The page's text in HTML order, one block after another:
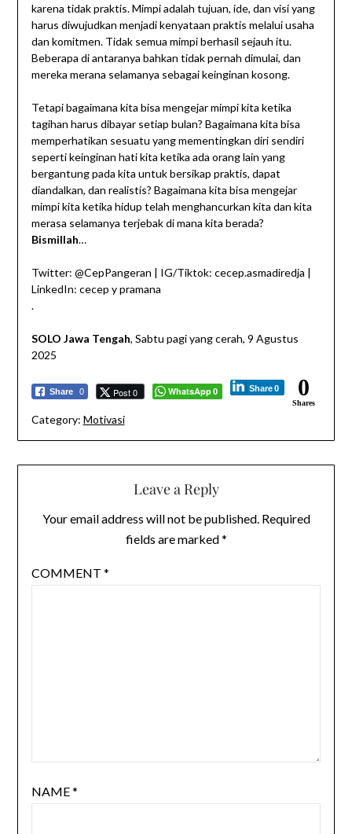
karena tidak praktis. Mimpi adalah tujuan, ide, dan visi yang
harus diwujudkan menjadi kenyataan praktis melalui usaha
dan komitmen. Tidak semua mimpi berhasil sejauh itu.
Beberapa di antaranya bahkan tidak pernah dimulai, dan
mereka merana selamanya sebagai keinginan kosong.
Tetapi bagaimana kita bisa mengejar mimpi kita ketika
tagihan harus dibayar setiap bulan? Bagaimana kita bisa
memperhatikan sesuatu yang mementingkan diri sendiri
seperti keinginan hati kita ketika ada orang lain yang
bergantung pada kita untuk bersikap praktis, dapat
diandalkan, dan realistis? Bagaimana kita bisa mengejar
mimpi kita ketika hidup telah menghancurkan kita dan kita
merasa selamanya terjebak di mana kita berada?
Bismillah…
Twitter: @CepPangeran | IG/Tiktok: cecep.asmadiredja |
LinkedIn: cecep y pramana
.
SOLO Jawa Tengah, Sabtu pagi yang cerah, 9 Agustus
2025
Share 0 Post 0 WhatsApp 0 Share 0 0
Shares
Category: Motivasi
Leave a Reply
Your email address will not be published. Required
fields are marked*
COMMENT *
NAME*